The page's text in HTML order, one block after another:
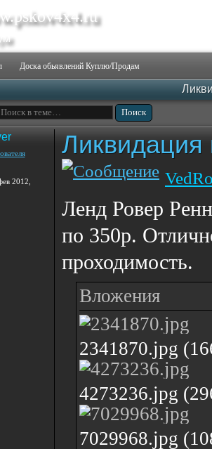
Доска обьявлений Куплю/Продам
2012,
Ликвидация
Ленд Ровер
по 350р.
проходимость.
Вложения
2341870.jpg
4273236.jpg
7029968.jpg